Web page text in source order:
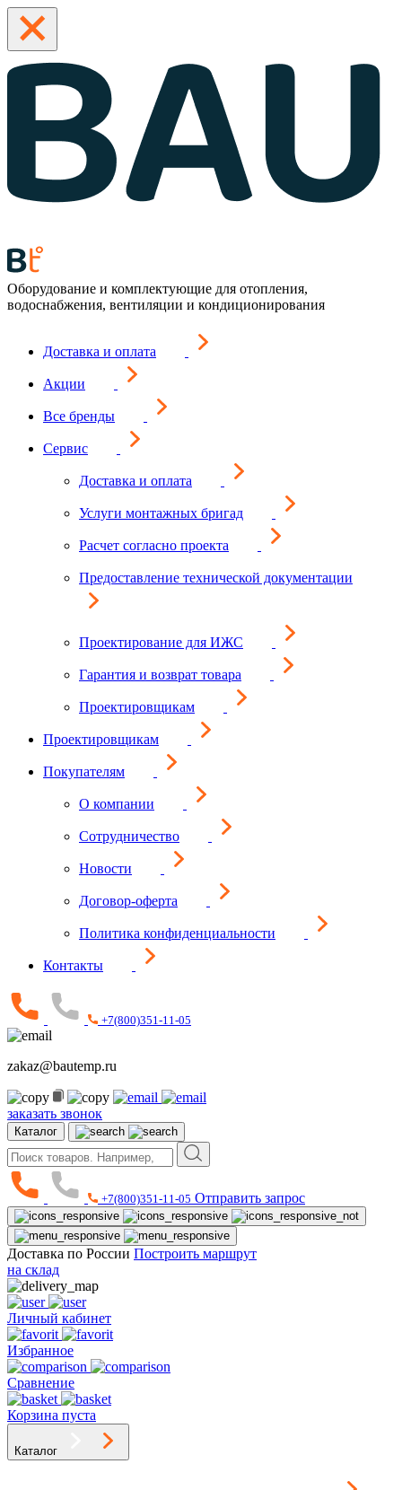
Оборудование и комплектующие для отопления,
водоснабжения, вентиляции и кондиционирования
Доставка и оплата
Акции
Все бренды
Сервис
Доставка и оплата
Услуги монтажных бригад
Расчет согласно проекта
Предоставление технической документации
Проектирование для ИЖС
Гарантия и возврат товара
Проектировщикам
Проектировщикам
Покупателям
О компании
Сотрудничество
Новости
Договор-оферта
Политика конфиденциальности
Контакты
+7(800)351-11-05
zakaz@bautemp.ru
заказать звонок
Каталог
+7(800)351-11-05 Отправить запрос
Доставка по России Построить маршрут
на склад
Личный кабинет
Избранное
Сравнение
Корзина пуста
Каталог